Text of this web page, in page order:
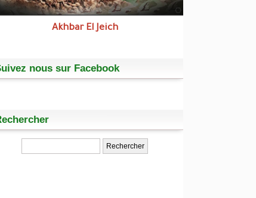
Akhbar El Jeich
nous sur Facebook